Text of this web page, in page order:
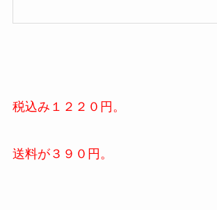
税込み１２２０円。
送料が３９０円。